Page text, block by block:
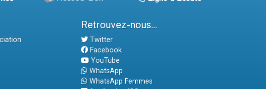
Retrouvez-nous...
Twitter
Facebook
YouTube
WhatsApp
WhatsApp Femmes